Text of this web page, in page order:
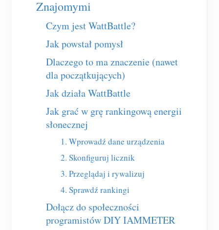
Licznik wirtualny
System prognozowania i symulacji energii
Aplikacje
Monitor energii systemu PV
Monitor zużycia energii elektrycznej
System sterowania grzałką PV
Automatyka domowa
Monitorowanie energii w fabryce
Sklep
Zasoby
Szybki start produktu
Dokumentacja
Film instruktażowy
Blog
Społeczność
Program współtwórców
Aktywności IAMMETER
Forum
App Store
Eksploruj stronę
Rozwiązania
Kontakt
O nas
Znajomymi
Czym jest WattBattle?
Jak powstał pomysł
Dlaczego to ma znaczenie (nawet
dla początkujących)
Jak działa WattBattle
Jak grać w grę rankingową energii
słonecznej
1. Wprowadź dane urządzenia
2. Skonfiguruj licznik
3. Przeglądaj i rywalizuj
4. Sprawdź rankingi
Dołącz do społeczności
programistów DIY IAMMETER